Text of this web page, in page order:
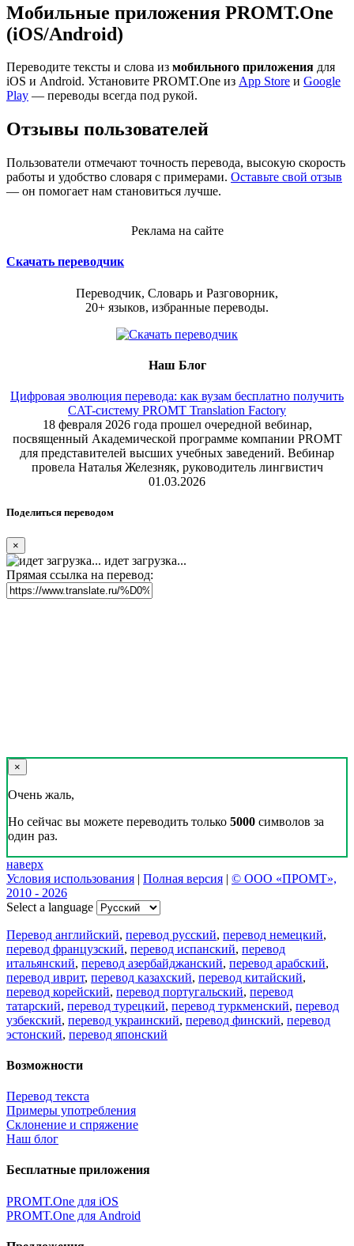
Мобильные приложения PROMT.One
(iOS/Android)
Переводите тексты и слова из мобильного приложения для
iOS и Android. Установите PROMT.One из App Store и Google
Play — переводы всегда под рукой.
Отзывы пользователей
Пользователи отмечают точность перевода, высокую скорость
работы и удобство словаря с примерами. Оставьте свой отзыв
— он помогает нам становиться лучше.
Реклама на сайте
Скачать переводчик
Переводчик, Словарь и Разговорник,
20+ языков, избранные переводы.
Наш Блог
Цифровая эволюция перевода: как вузам бесплатно получить
CAT-систему PROMT Translation Factory
18 февраля 2026 года прошел очередной вебинар,
посвященный Академической программе компании PROMT
для представителей высших учебных заведений. Вебинар
провела Наталья Железняк, руководитель лингвистич
01.03.2026
Поделиться переводом
×
идет загрузка...
Прямая ссылка на перевод:
×
Очень жаль,
Но сейчас вы можете переводить только 5000 символов за
один раз.
наверх
Условия использования | Полная версия | © ООО «ПРОМТ»,
2010 - 2026
Select a language
Перевод английский, перевод русский, перевод немецкий,
перевод французский, перевод испанский, перевод
итальянский, перевод азербайджанский, перевод арабский,
перевод иврит, перевод казахский, перевод китайский,
перевод корейский, перевод португальский, перевод
татарский, перевод турецкий, перевод туркменский, перевод
узбекский, перевод украинский, перевод финский, перевод
эстонский, перевод японский
Возможности
Перевод текста
Примеры употребления
Склонение и спряжение
Наш блог
Бесплатные приложения
PROMT.One для iOS
PROMT.One для Android